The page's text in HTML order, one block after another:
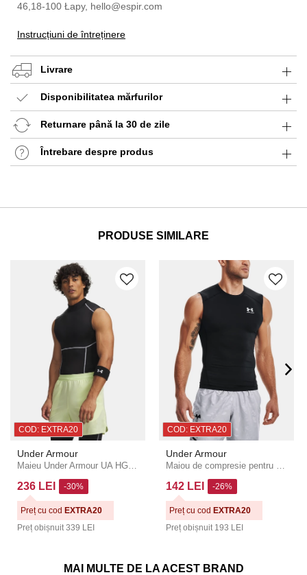
46,18-100 Łapy, hello@espir.com
Instrucțiuni de întreținere
Livrare
Disponibilitatea mărfurilor
Returnare până la 30 de zile
Întrebare despre produs
PRODUSE SIMILARE
COD: EXTRA20
Under Armour
236 LEI
Preț obișnuit 339 LEI
-30%
Preț cu cod EXTRA20
COD: EXTRA20
Under Armour
142 LEI
Preț obișnuit 193 LEI
-26%
Preț cu cod EXTRA20
MAI MULTE DE LA ACEST BRAND